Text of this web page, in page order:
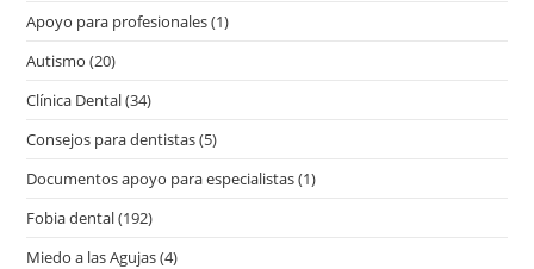
Apoyo para profesionales(1)
Autismo (20)
Clínica Dental(34)
Consejos para dentistas(5)
Documentos apoyo para especialistas(1)
Fobia dental(192)
Miedo a las Agujas(4)